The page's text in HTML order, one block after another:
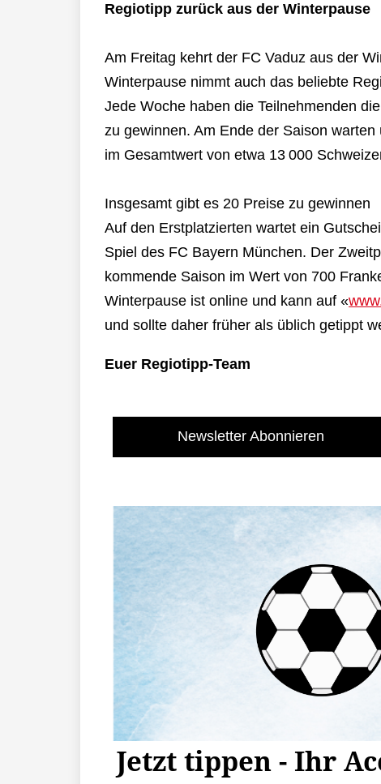
Regiotipp zurück aus der Winterpause
Am Freitag kehrt der FC Vaduz aus der
Winterpause nimmt auch das beliebte
Jede Woche haben die Teilnehmenden
zu gewinnen. Am Ende der Saison
im Gesamtwert von etwa 13 000
Insgesamt gibt es 20 Preise zu gewinnen
Auf den Erstplatzierten wartet ein
Spiel des FC Bayern München. Der
kommende Saison im Wert von 700
Winterpause ist online und kann auf «
und sollte daher früher als üblich getippt
Euer Regiotipp-Team
Newsletter Abonnieren
Jetzt tippen - Ihr